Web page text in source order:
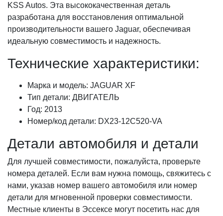
KSS Autos. Эта высококачественная деталь
разработана для восстановления оптимальной
производительности вашего Jaguar, обеспечивая
идеальную совместимость и надежность.
Технические характеристики:
Марка и модель: JAGUAR XF
Тип детали: ДВИГАТЕЛЬ
Год: 2013
Номер/код детали: DX23-12C520-VA
Детали автомобиля и детали
Для лучшей совместимости, пожалуйста, проверьте
номера деталей. Если вам нужна помощь, свяжитесь с
нами, указав номер вашего автомобиля или номер
детали для мгновенной проверки совместимости.
Местные клиенты в Эссексе могут посетить нас для